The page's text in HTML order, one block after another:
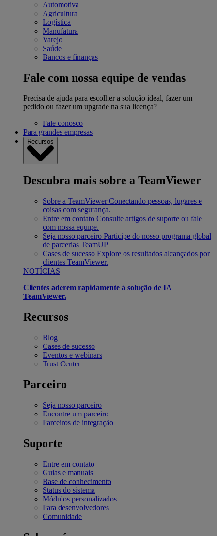
Automotiva
Agricultura
Logística
Manufatura
Varejo
Saúde
Bancos e finanças
Fale com nossa equipe de vendas
Precisa de ajuda para escolher a solução ideal, fazer um
pedido ou fazer um upgrade na sua licença?
Fale conosco
Para grandes empresas
Recursos
Descubra mais sobre a TeamViewer
Sobre a TeamViewer Conectando pessoas, lugares e
coisas com segurança.
Entre em contato Consulte artigos de suporte ou fale
com nossa equipe.
Seja nosso parceiro Participe do nosso programa global
de parcerias TeamUP.
Cases de sucesso Explore os resultados alcançados por
clientes TeamViewer.
NOTÍCIAS
Clientes aderem rapidamente à solução de IA
TeamViewer.
Recursos
Blog
Cases de sucesso
Eventos e webinars
Trust Center
Parceiro
Seja nosso parceiro
Encontre um parceiro
Parceiros de integração
Suporte
Entre em contato
Guias e manuais
Base de conhecimento
Status do sistema
Módulos personalizados
Para desenvolvedores
Comunidade